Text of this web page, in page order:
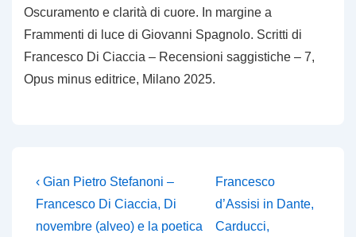
Oscuramento e clarità di cuore. In margine a
Frammenti di luce di Giovanni Spagnolo. Scritti di
Francesco Di Ciaccia – Recensioni saggistiche – 7,
Opus minus editrice, Milano 2025.
Navigazione
articoli
L'articolo
precedente
è
‹ Gian Pietro Stefanoni –
Francesco Di Ciaccia, Di
novembre (alveo) e la poetica
Il
prossimo
articolo
Francesco
d’Assisi in Dante,
Carducci,